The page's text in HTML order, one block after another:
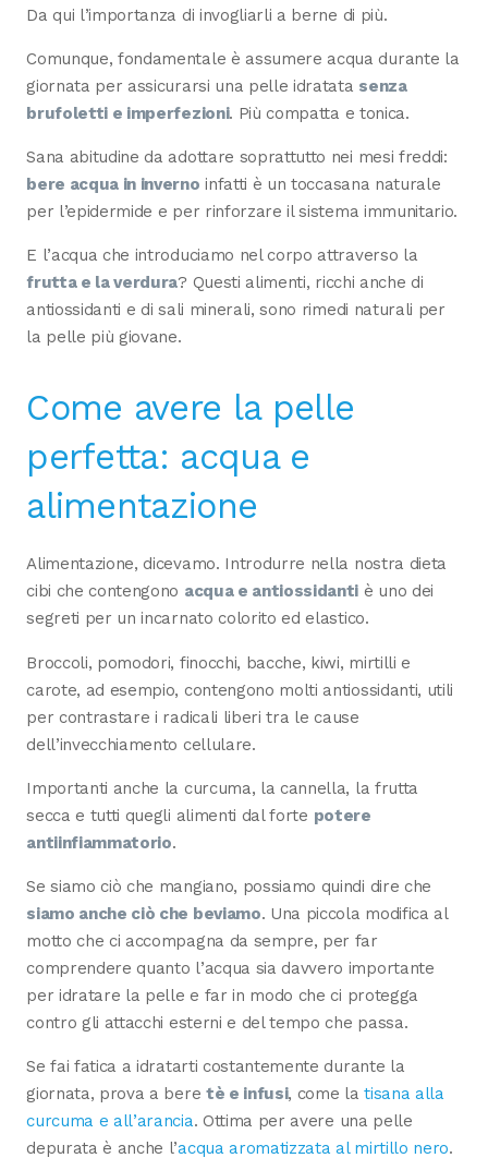
Da qui l’importanza di invogliarli a berne di più.
Comunque, fondamentale è assumere acqua durante la
giornata per assicurarsi una pelle idratata senza
brufoletti e imperfezioni. Più compatta e tonica.
Sana abitudine da adottare soprattutto nei mesi freddi:
bere acqua in inverno infatti è un toccasana naturale
per l’epidermide e per rinforzare il sistema immunitario.
E l’acqua che introduciamo nel corpo attraverso la
frutta e la verdura? Questi alimenti, ricchi anche di
antiossidanti e di sali minerali, sono rimedi naturali per
la pelle più giovane.
Come avere la pelle
perfetta: acqua e
alimentazione
Alimentazione, dicevamo. Introdurre nella nostra dieta
cibi che contengono acqua e antiossidanti è uno dei
segreti per un incarnato colorito ed elastico.
Broccoli, pomodori, finocchi, bacche, kiwi, mirtilli e
carote, ad esempio, contengono molti antiossidanti, utili
per contrastare i radicali liberi tra le cause
dell’invecchiamento cellulare.
Importanti anche la curcuma, la cannella, la frutta
secca e tutti quegli alimenti dal forte potere
antiinfiammatorio.
Se siamo ciò che mangiano, possiamo quindi dire che
siamo anche ciò che beviamo. Una piccola modifica al
motto che ci accompagna da sempre, per far
comprendere quanto l’acqua sia davvero importante
per idratare la pelle e far in modo che ci protegga
contro gli attacchi esterni e del tempo che passa.
Se fai fatica a idratarti costantemente durante la
giornata, prova a bere tè e infusi, come latisana alla
curcuma e all’arancia. Ottima per avere una pelle
depurata è anche l’acqua aromatizzata al mirtillo nero.